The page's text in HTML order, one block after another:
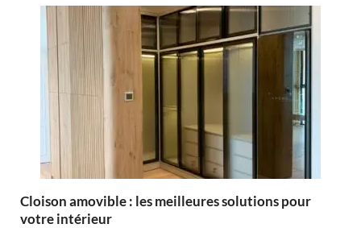
Cloison amovible : les meilleures solutions pour
votre intérieur